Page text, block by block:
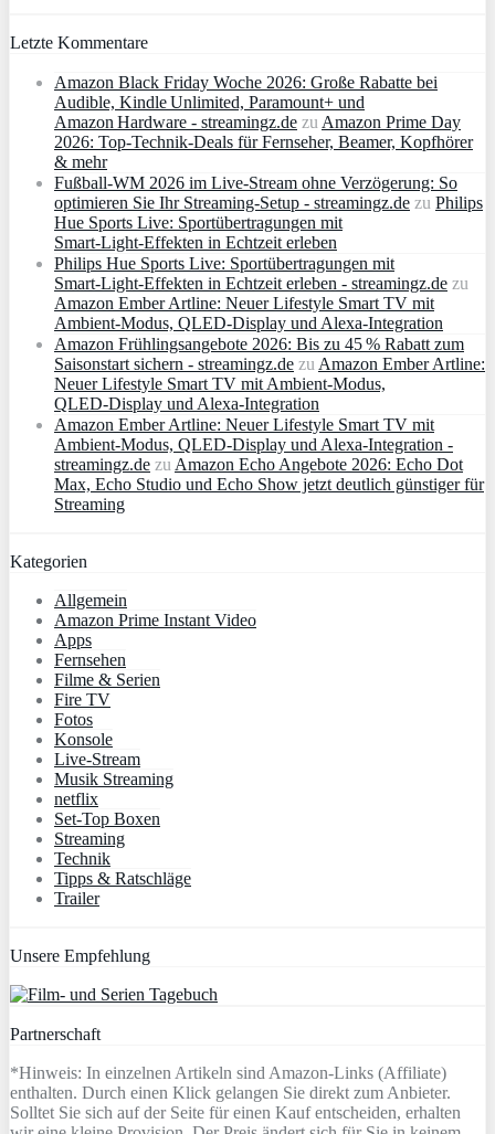
Letzte Kommentare
Amazon Black Friday Woche 2026: Große Rabatte bei
Audible, Kindle Unlimited, Paramount+ und
Amazon Hardware - streamingz.de zuAmazon Prime Day
2026: Top-Technik-Deals für Fernseher, Beamer, Kopfhörer
& mehr
Fußball-WM 2026 im Live-Stream ohne Verzögerung: So
optimieren Sie Ihr Streaming-Setup - streamingz.de zu Philips
Hue Sports Live: Sportübertragungen mit
Smart‑Light‑Effekten in Echtzeit erleben
Philips Hue Sports Live: Sportübertragungen mit
Smart‑Light‑Effekten in Echtzeit erleben - streamingz.de zu
Amazon Ember Artline: Neuer Lifestyle Smart TV mit
Ambient‑Modus, QLED‑Display und Alexa‑Integration
Amazon Frühlingsangebote 2026: Bis zu 45 % Rabatt zum
Saisonstart sichern - streamingz.de zuAmazon Ember Artline:
Neuer Lifestyle Smart TV mit Ambient‑Modus,
QLED‑Display und Alexa‑Integration
Amazon Ember Artline: Neuer Lifestyle Smart TV mit
Ambient‑Modus, QLED‑Display und Alexa‑Integration -
streamingz.de zuAmazon Echo Angebote 2026: Echo Dot
Max, Echo Studio und Echo Show jetzt deutlich günstiger für
Streaming
Kategorien
Allgemein
Amazon Prime Instant Video
Apps
Fernsehen
Filme & Serien
Fire TV
Fotos
Konsole
Live-Stream
Musik Streaming
netflix
Set-Top Boxen
Streaming
Technik
Tipps & Ratschläge
Trailer
Unsere Empfehlung
Partnerschaft
*Hinweis: In einzelnen Artikeln sind Amazon-Links (Affiliate)
enthalten. Durch einen Klick gelangen Sie direkt zum Anbieter.
Solltet Sie sich auf der Seite für einen Kauf entscheiden, erhalten